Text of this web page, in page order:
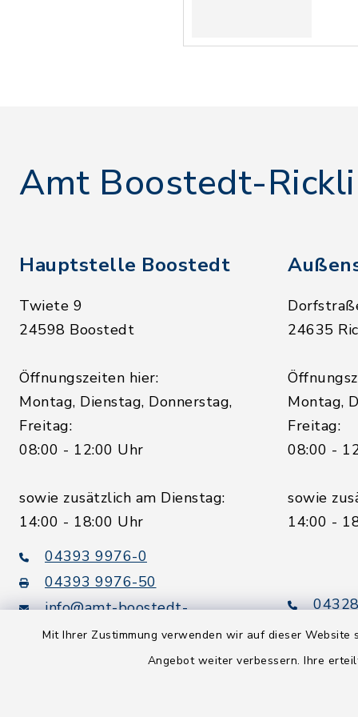
Mit Ihrer Zustimmung verwenden wir auf dieser
Angebot weiter verbessern. Ihre
Amt Boostedt-
Hauptstelle Boostedt
Twiete 9
24598 Boostedt
Öffnungszeiten hier:
Montag, Dienstag, Donnerstag,
Freitag:
08:00 - 12:00 Uhr
sowie zusätzlich am Dienstag:
14:00 - 18:00 Uhr
04393 9976-0
04393 9976-50
info@amt-boostedt-
rickling.de
24635
Montag,
Freitag:
08:00 -
sowie
14:00 -